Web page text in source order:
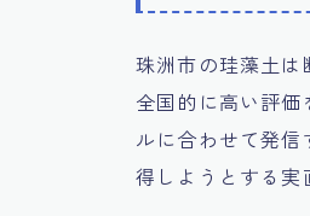
珠洲市の珪藻土
全国的に高い評
ルに合わせて発
得しようとする実